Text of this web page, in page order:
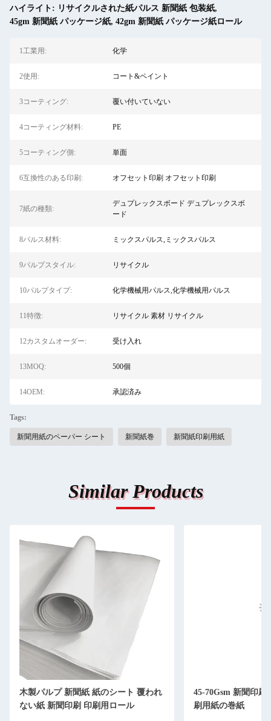
ハイライト: リサイクルされた紙パルス 新聞紙 包装紙,
45gm 新聞紙 パッケージ紙, 42gm 新聞紙 パッケージ紙ロール
1工業用: 化学
2使用: コート&ペイント
3コーティング: 覆い付いていない
4コーティング材料: PE
5コーティング側: 単面
6互換性のある印刷: オフセット印刷 オフセット印刷
7紙の種類:
デュプレックスボード デュプレックスボ
ード
8パルス材料: ミックスパルス,ミックスパルス
9パルプスタイル: リサイクル
10パルプタイプ: 化学機械用パルス,化学機械用パルス
11特徴: リサイクル 素材 リサイクル
12カスタムオーダー: 受け入れ
13MOQ: 500個
14OEM: 承認済み
Tags:
新聞用紙のペーパー シート 新聞紙巻 新聞紙印刷用紙
Similar Products
木製パルプ 新聞紙 紙のシート 覆われ
ない紙 新聞印刷 印刷用ロール
45-70Gsm 新聞印刷
刷用紙の巻紙